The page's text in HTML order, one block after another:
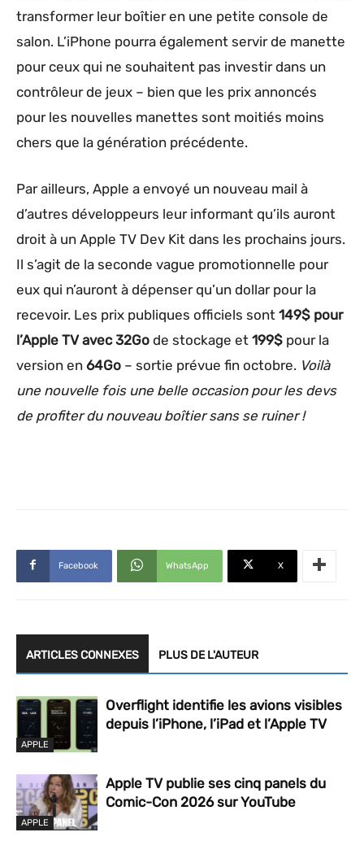
transformer leur boîtier en une petite console de
salon. L’iPhone pourra également servir de manette
pour ceux qui ne souhaitent pas investir dans un
contrôleur de jeux – bien que les prix annoncés
pour les nouvelles manettes sont moitiés moins
chers que la génération précédente.
Par ailleurs, Apple a envoyé un nouveau mail à
d’autres développeurs leur informant qu’ils auront
droit à un Apple TV Dev Kit dans les prochains jours.
Il s’agit de la seconde vague promotionnelle pour
eux qui n’auront à dépenser qu’un dollar pour la
recevoir. Les prix publiques officiels sont 149$ pour
l’Apple TV avec 32Go de stockage et 199$ pour la
version en 64Go – sortie prévue fin octobre. Voilà
une nouvelle fois une belle occasion pour les devs
de profiter du nouveau boîtier sans se ruiner !
Facebook WhatsApp X
ARTICLES CONNEXES PLUS DE L'AUTEUR
APPLE
Overflight identifie les avions visibles
depuis l’iPhone, l’iPad et l’Apple TV
APPLE
Apple TV publie ses cinq panels du
Comic-Con 2026 sur YouTube